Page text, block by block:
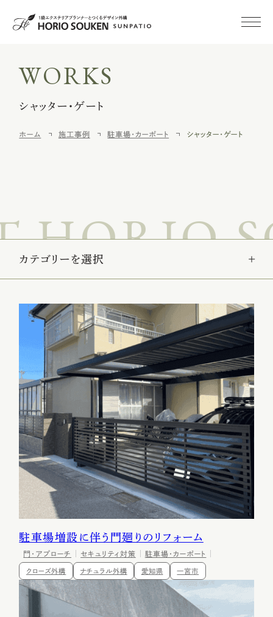
初めての方へ
施工事例
会社概要
予約不要!
展示場・ショールーム見学
初回相談無料
プランのご相談
FOLLOW!
プライバシーポリシーサイトマップ
©2025 HORIOSOUKEN All Rights Reserved.
WORKS
シャッター・ゲート
ホーム 施工事例 駐車場・カーポート シャッター・ゲート
カテゴリーを選択
駐車場増設に伴う門廻りのリフォーム
門・アプローチ セキュリティ対策 駐車場・カーポート
クローズ外構 ナチュラル外構 愛知県 一宮市